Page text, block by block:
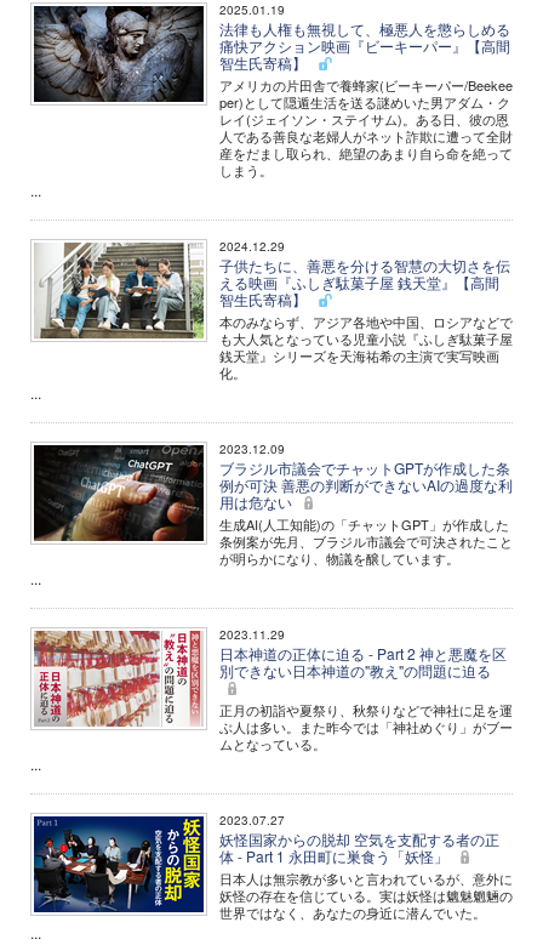
2025.01.19
法律も人権も無視して、極悪人を懲らしめる
痛快アクション映画『ビーキーパー』【高間
智生氏寄稿】
アメリカの片田舎で養蜂家(ビーキーパー/Beekee
per)として隠遁生活を送る謎めいた男アダム・ク
レイ(ジェイソン・ステイサム)。ある日、彼の恩
人である善良な老婦人がネット詐欺に遭って全財
産をだまし取られ、絶望のあまり自ら命を絶って
しまう。
...
2024.12.29
子供たちに、善悪を分ける智慧の大切さを伝
える映画『ふしぎ駄菓子屋 銭天堂』【高間
智生氏寄稿】
本のみならず、アジア各地や中国、ロシアなどで
も大人気となっている児童小説『ふしぎ駄菓子屋
銭天堂』シリーズを天海祐希の主演で実写映画
化。
...
2023.12.09
ブラジル市議会でチャットGPTが作成した条
例が可決 善悪の判断ができないAIの過度な利
用は危ない
生成AI(人工知能)の「チャットGPT」が作成した
条例案が先月、ブラジル市議会で可決されたこと
が明らかになり、物議を醸しています。
...
2023.11.29
日本神道の正体に迫る - Part 2 神と悪魔を区
別できない日本神道の"教え"の問題に迫る
正月の初詣や夏祭り、秋祭りなどで神社に足を運
ぶ人は多い。また昨今では「神社めぐり」がブー
ムとなっている。
...
2023.07.27
妖怪国家からの脱却 空気を支配する者の正
体 - Part 1 永田町に巣食う「妖怪」
日本人は無宗教が多いと言われているが、意外に
妖怪の存在を信じている。実は妖怪は魑魅魍魎の
世界ではなく、あなたの身近に潜んでいた。
...